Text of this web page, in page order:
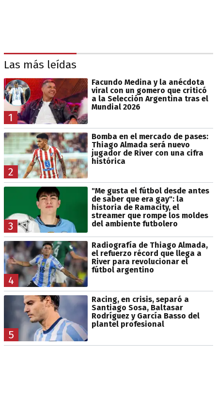
Las más leídas
1
Facundo Medina y la anécdota
viral con un gomero que criticó
a la Selección Argentina tras el
Mundial 2026
2
Bomba en el mercado de pases:
Thiago Almada será nuevo
jugador de River con una cifra
histórica
3
"Me gusta el fútbol desde antes
de saber que era gay": la
historia de Ramacity, el
streamer que rompe los moldes
del ambiente futbolero
4
Radiografía de Thiago Almada,
el refuerzo récord que llega a
River para revolucionar el
fútbol argentino
5
Racing, en crisis, separó a
Santiago Sosa, Baltasar
Rodríguez y García Basso del
plantel profesional